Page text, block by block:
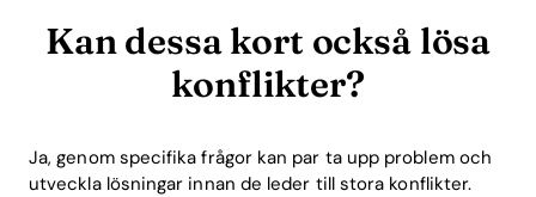
Kan dessa kort också lösa
konflikter?
Ja, genom specifika frågor kan par ta upp problem och
utveckla lösningar innan de leder till stora konflikter.